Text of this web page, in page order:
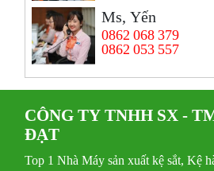
Ms, Yến
0862 068 379
0862 053 557
CÔNG TY TNHH SX -
ĐẠT
Top 1 Nhà Máy sản xuất kệ sắt, Kệ